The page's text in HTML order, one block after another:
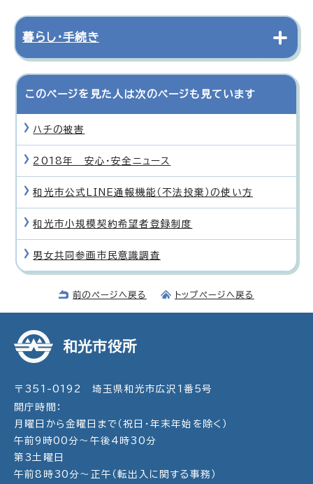
暮らし・手続き
このページを見た人は次のページも見ています
ハチの被害
2018年 安心・安全ニュース
和光市公式LINE通報機能（不法投棄）の使い方
和光市小規模契約希望者登録制度
男女共同参画市民意識調査
前のページへ戻る トップページへ戻る
和光市役所
〒351-0192 埼玉県和光市広沢1番5号
開庁時間：
月曜日から金曜日まで（祝日・年末年始を除く）
午前9時00分～午後4時30分
第3土曜日
午前8時30分～正午（転出入に関する事務）